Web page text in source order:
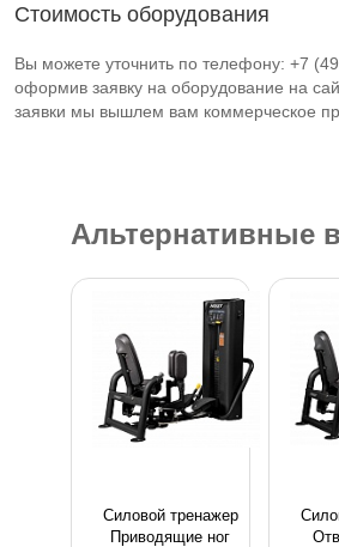
Стоимость оборудования
Вы можете уточнить по телефону: +7
оформив заявку на оборудование на
заявки мы вышлем вам коммерческое
Альтернативные
Силовой тренажер
Приводящие ног